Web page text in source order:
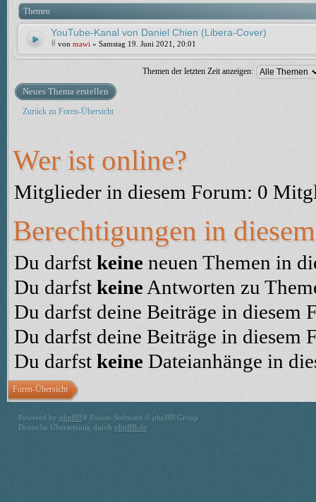
Themen
YouTube-Kanal von Daniel Chien (Libera-Cover)
von mawi » Samstag 19. Juni 2021, 20:01
Themen der letzten Zeit anzeigen:
Neues Thema erstellen
Zurück zu Foren-Übersicht
Wer ist online?
Mitglieder in diesem Forum: 0
Berechtigungen in
Du darfst keine neuen Themen in
Du darfst keine Antworten zu
Du darfst deine Beiträge in diesem
Du darfst deine Beiträge in diesem
Du darfst keine Dateianhänge in
Foren-Übersicht
Powered by phpBB® Forum Software © phpBB Group
Deutsche Übersetzung durch phpBB.de